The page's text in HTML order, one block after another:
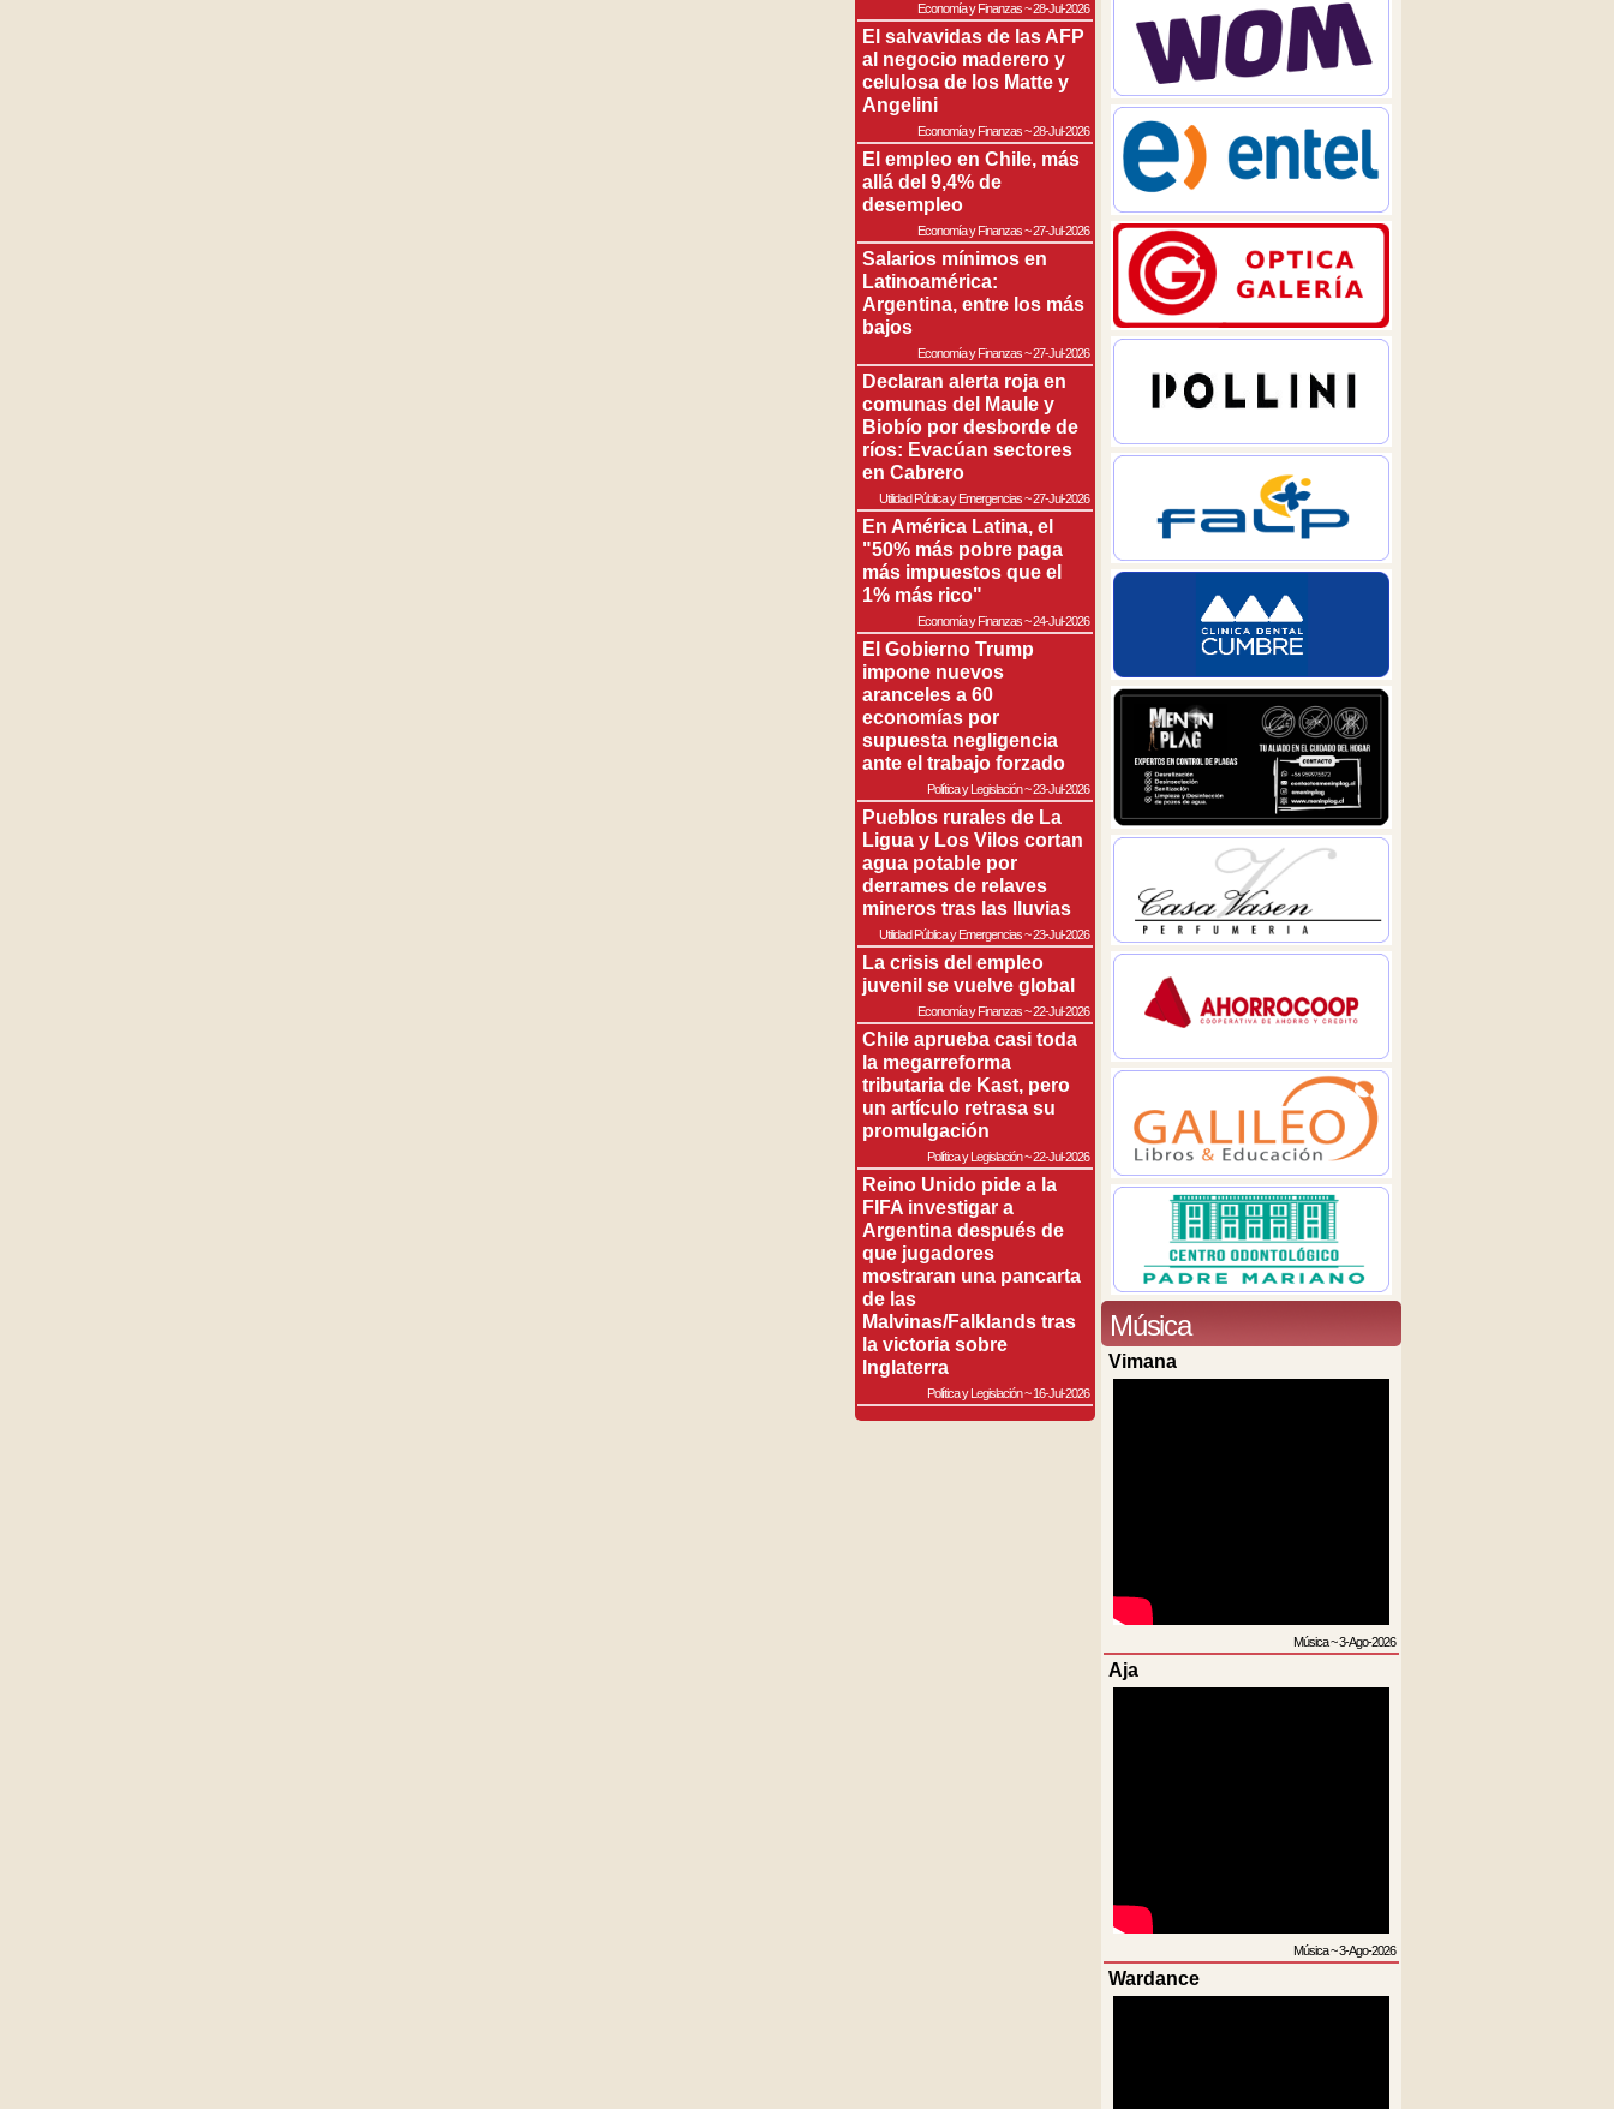
Economía y Finanzas~28-Jul-2026
El salvavidas de las AFP
al negocio maderero y
celulosa de los Matte y
Angelini
Economía y Finanzas~28-Jul-2026
El empleo en Chile, más
allá del 9,4% de
desempleo
Economía y Finanzas~27-Jul-2026
Salarios mínimos en
Latinoamérica:
Argentina, entre los más
bajos
Economía y Finanzas~27-Jul-2026
Declaran alerta roja en
comunas del Maule y
Biobío por desborde de
ríos: Evacúan sectores
en Cabrero
Utilidad Pública y Emergencias~27-Jul-2026
En América Latina, el
"50% más pobre paga
más impuestos que el
1% más rico"
Economía y Finanzas~24-Jul-2026
El Gobierno Trump
impone nuevos
aranceles a 60
economías por
supuesta negligencia
ante el trabajo forzado
Política y Legislación~23-Jul-2026
Pueblos rurales de La
Ligua y Los Vilos cortan
agua potable por
derrames de relaves
mineros tras las lluvias
Utilidad Pública y Emergencias~23-Jul-2026
La crisis del empleo
juvenil se vuelve global
Economía y Finanzas~22-Jul-2026
Chile aprueba casi toda
la megarreforma
tributaria de Kast, pero
un artículo retrasa su
promulgación
Política y Legislación~22-Jul-2026
Reino Unido pide a la
FIFA investigar a
Argentina después de
que jugadores
mostraran una pancarta
de las
Malvinas/Falklands tras
la victoria sobre
Inglaterra
Política y Legislación~16-Jul-2026
Música
Vimana
Música~3-Ago-2026
Aja
Música~3-Ago-2026
Wardance